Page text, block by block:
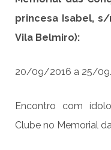
princesa Isabel, s/
Vila Belmiro):
20/09/2016 a 25/
Encontro com
Clube no Memorial